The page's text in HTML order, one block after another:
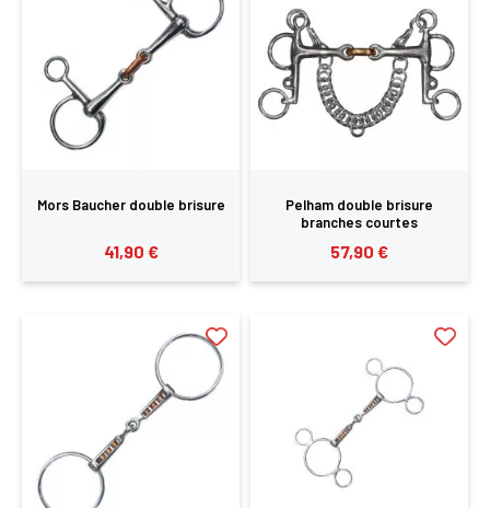
Mors Baucher double brisure
41,90 €
Pelham double brisure
branches courtes
57,90 €